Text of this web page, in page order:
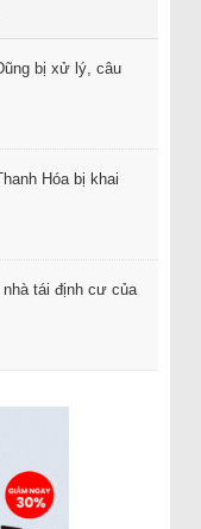
bị xử lý, câu
Hóa bị khai
tái định cư của